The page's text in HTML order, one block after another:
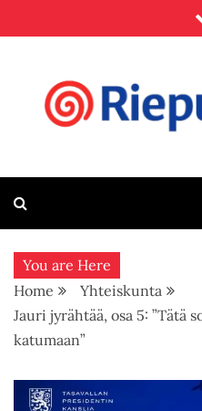
to
Riepu.fi
You are Here
Home
Yhteiskunta
Jauri jyrähtää, osa 5: ”Tätä
katumaan”